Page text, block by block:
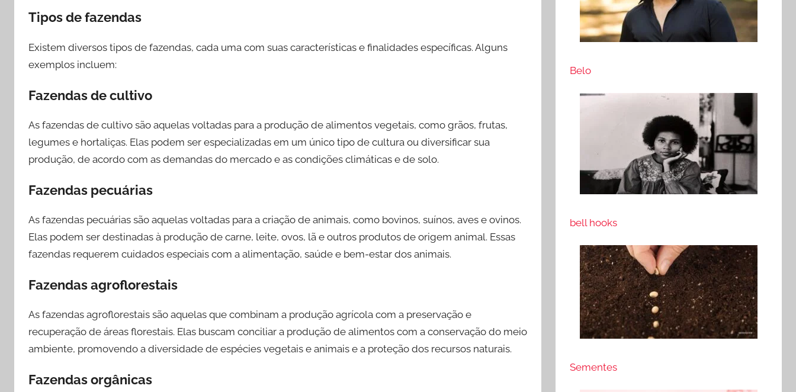
Tipos de fazendas
Existem diversos tipos de fazendas, cada uma com suas características e finalidades específicas. Alguns
exemplos incluem:
Fazendas de cultivo
As fazendas de cultivo são aquelas voltadas para a produção de alimentos vegetais, como grãos, frutas,
legumes e hortaliças. Elas podem ser especializadas em um único tipo de cultura ou diversificar sua
produção, de acordo com as demandas do mercado e as condições climáticas e de solo.
Fazendas pecuárias
As fazendas pecuárias são aquelas voltadas para a criação de animais, como bovinos, suínos, aves e ovinos.
Elas podem ser destinadas à produção de carne, leite, ovos, lã e outros produtos de origem animal. Essas
fazendas requerem cuidados especiais com a alimentação, saúde e bem-estar dos animais.
Fazendas agroflorestais
As fazendas agroflorestais são aquelas que combinam a produção agrícola com a preservação e
recuperação de áreas florestais. Elas buscam conciliar a produção de alimentos com a conservação do meio
ambiente, promovendo a diversidade de espécies vegetais e animais e a proteção dos recursos naturais.
Fazendas orgânicas
Belo
bell hooks
Sementes